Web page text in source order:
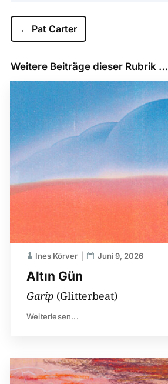
← Pat Carter
Weitere Beiträge dieser Rubrik …
Altın Gün
Ines Körver Juni 9, 2026
Garip(Glitterbeat)
Weiterlesen...